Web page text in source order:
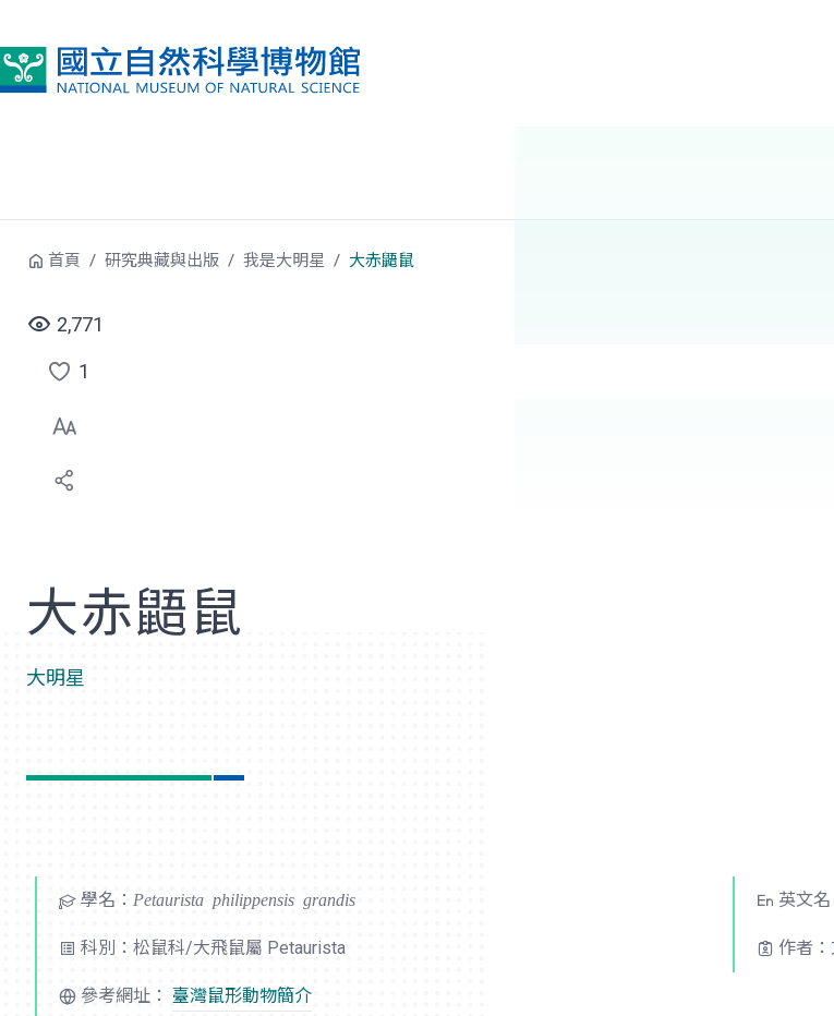
首頁 研究典藏與出版 我是大明星 大赤鼯鼠
2,771
點
選
喜
1
大赤鼯鼠
大明星
學名： Petaurista philippensis grandis 英文
科別：松鼠科/大飛鼠屬 Petaurista 作者
參考網址： 臺灣鼠形動物簡介